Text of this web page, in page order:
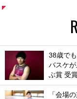
38歳で
バスケ
ぶ賞 受
「会場